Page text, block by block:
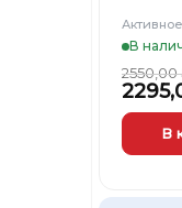
В
2550,00
В